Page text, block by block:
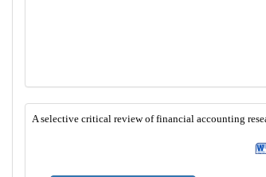
A selective critical review of financial accounting